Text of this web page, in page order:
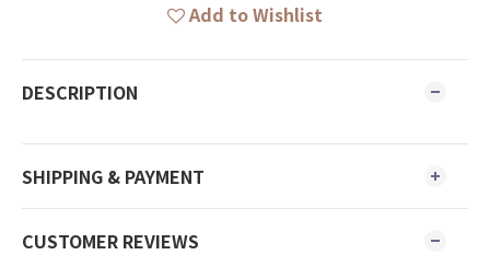
Add to Wishlist
DESCRIPTION
SHIPPING & PAYMENT
CUSTOMER REVIEWS